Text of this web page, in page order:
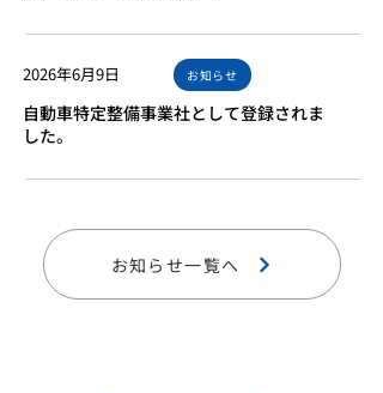
2026年6月9日 お知らせ
自動車特定整備事業社として登録されま
した。
お知らせ一覧へ